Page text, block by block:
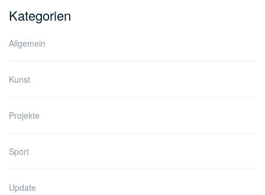
Kategorien
Allgemein
Kunst
Projekte
Sport
Update